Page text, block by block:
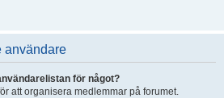
användare
för något?
att organisera medlemmar på forumet.